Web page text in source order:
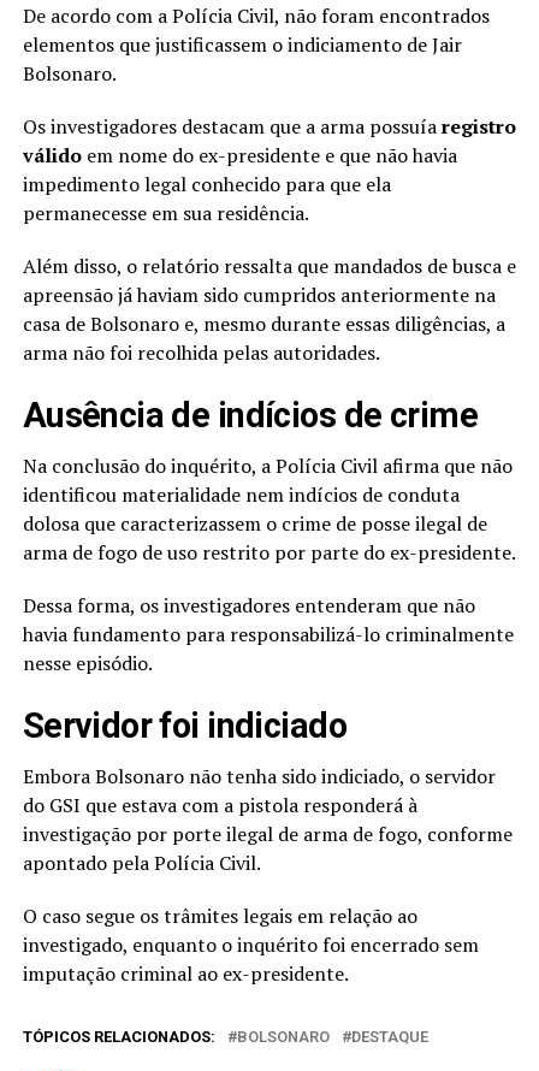
De acordo com a Polícia Civil, não foram encontrados
elementos que justificassem o indiciamento de Jair
Bolsonaro.
Os investigadores destacam que a arma possuíaregistro
válidoem nome do ex-presidente e que não havia
impedimento legal conhecido para que ela
permanecesse em sua residência.
Além disso, o relatório ressalta que mandados de busca e
apreensão já haviam sido cumpridos anteriormente na
casa de Bolsonaro e, mesmo durante essas diligências, a
arma não foi recolhida pelas autoridades.
Ausência de indícios de crime
Na conclusão do inquérito, a Polícia Civil afirma que não
identificou materialidade nem indícios de conduta
dolosa que caracterizassem o crime de posse ilegal de
arma de fogo de uso restrito por parte do ex-presidente.
Dessa forma, os investigadores entenderam que não
havia fundamento para responsabilizá-lo criminalmente
nesse episódio.
Servidor foi indiciado
Embora Bolsonaro não tenha sido indiciado, o servidor
do GSI que estava com a pistola responderá à
investigação por porte ilegal de arma de fogo, conforme
apontado pela Polícia Civil.
O caso segue os trâmites legais em relação ao
investigado, enquanto o inquérito foi encerrado sem
imputação criminal ao ex-presidente.
TÓPICOS RELACIONADOS: BOLSONARO DESTAQUE